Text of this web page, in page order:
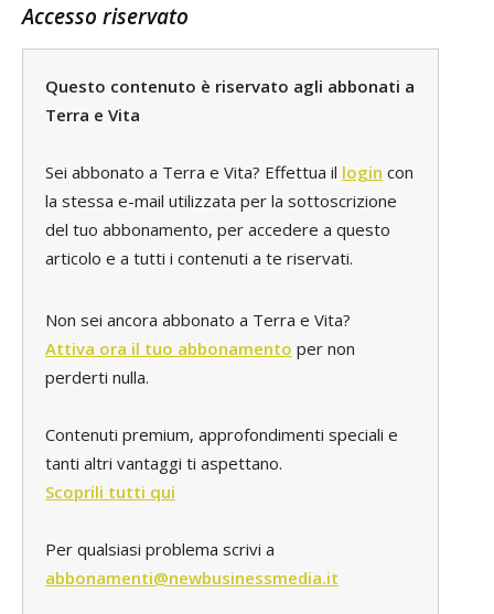
Accesso riservato
Questo contenuto è riservato agli abbonati a
Terra e Vita
Sei abbonato a Terra e Vita? Effettua il login con
la stessa e-mail utilizzata per la sottoscrizione
del tuo abbonamento, per accedere a questo
articolo e a tutti i contenuti a te riservati.
Non sei ancora abbonato a Terra e Vita?
Attiva ora il tuo abbonamento per non
perderti nulla.
Contenuti premium, approfondimenti speciali e
tanti altri vantaggi ti aspettano.
Scoprili tutti qui
Per qualsiasi problema scrivi a
abbonamenti@newbusinessmedia.it